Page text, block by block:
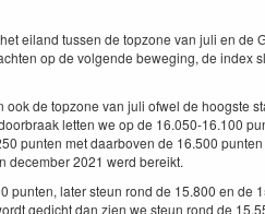
eiland tussen de topzone van juli en de
op de volgende beweging, de index
ook de topzone van juli ofwel de hoogste
letten we op de 16.050-16.100
punten met daarboven de 16.500
december 2021 werd bereikt.
punten, later steun rond de 15.800 en de
gedicht dan zien we steun rond de